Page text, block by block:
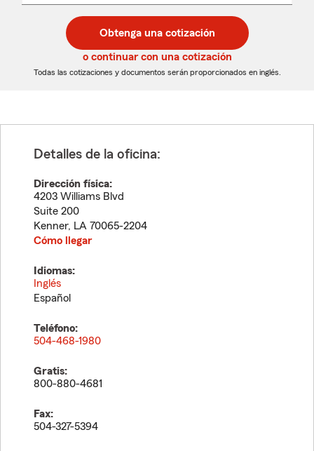
desplegable
de
5
dígitos
de
5
dígitos
Obtenga una cotización
o continuar con una cotización
Todas las cotizaciones y documentos serán proporcionados en inglés.
Detalles de la oficina:
Dirección física:
4203 Williams Blvd
Suite 200
Kenner, LA 70065-2204
Cómo llegar
Idiomas:
Inglés
Español
Teléfono:
504-468-1980
Gratis:
800-880-4681
Fax:
504-327-5394